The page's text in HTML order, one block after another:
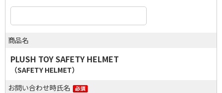
商品名
PLUSH TOY SAFETY HELMET
（SAFETY HELMET）
お問い合わせ時氏名